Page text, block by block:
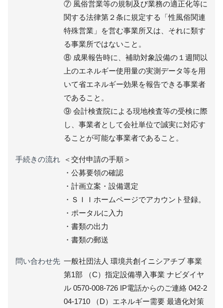
⑦ 風俗営業等の規制及び業務の適正化等に
関する法律第２条に規定する「性風俗関連
特殊営業」を営む事業所又は、それに類す
る事業所ではないこと。
⑧ 成果報告時に、補助対象設備の１週間以
上のエネルギー使用量の実測データ等を用
いて省エネルギー効果を報告できる事業者
であること。
⑨ 会計検査院による現地検査等の受検に際
し、事業者として会社単位で誠実に対応す
ることが可能な事業者であること。
手続きの流れ
＜交付申請の手順＞
・公募要領の確認
・計画立案・設備選定
・ＳＩＩホームページでアカウント登録。
・ポータルに入力
・書類の出力
・書類の郵送
問い合わせ先 一般社団法人 環境共創イニシアチブ 事業
第1部 （C）指定設備導入事業 ナビダイヤ
ル 0570-008-726 IP電話からのご連絡 042-2
04-1710 （D）エネルギー需要 最適化対策